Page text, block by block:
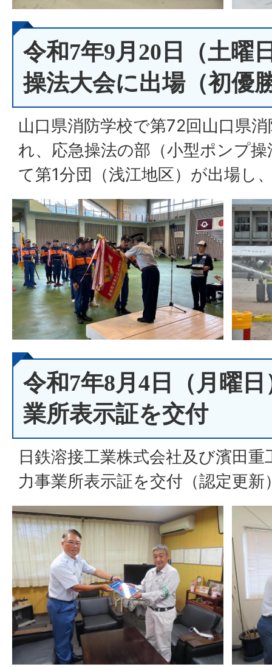
令和7年9月20日（土曜
操法大会に出場（初優
山口県消防学校で第72回山口県
れ、応急操法の部（小型ポンプ
て第1分団（浅江地区）が出場し
令和7年8月4日（月曜
業所表示証を交付
日鉄溶接工業株式会社及び濱田
力事業所表示証を交付（認定更